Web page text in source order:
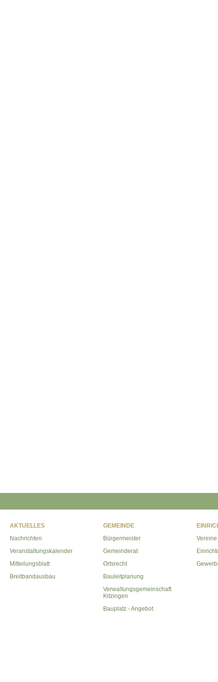
AKTUELLES
Nachrichten
Veranstaltungskalender
Mitteilungsblatt
Breitbandausbau
GEMEINDE
Bürgermeister
Gemeinderat
Ortsrecht
Bauleitplanung
Verwaltungsgemeinschaft
Kitzingen
Bauplatz - Angebot